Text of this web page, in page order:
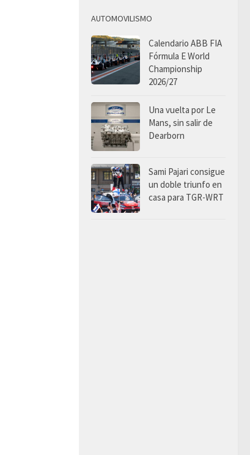
AUTOMOVILISMO
Calendario ABB FIA
Fórmula E World
Championship
2026/27
Una vuelta por Le
Mans, sin salir de
Dearborn
Sami Pajari consigue
un doble triunfo en
casa para TGR-WRT